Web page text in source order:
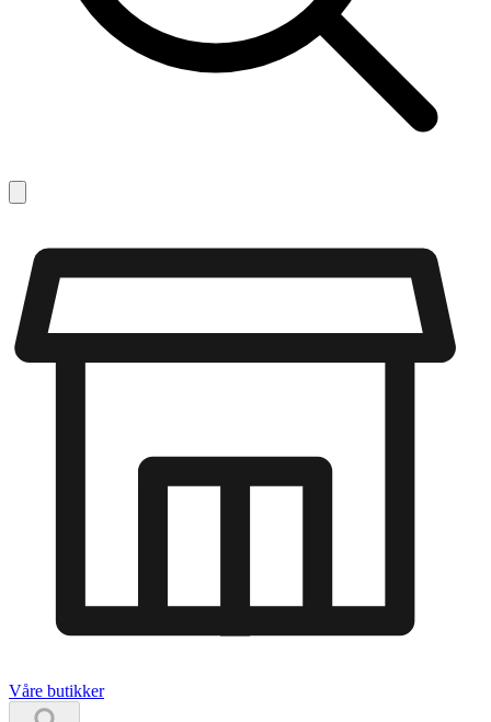
Våre butikker